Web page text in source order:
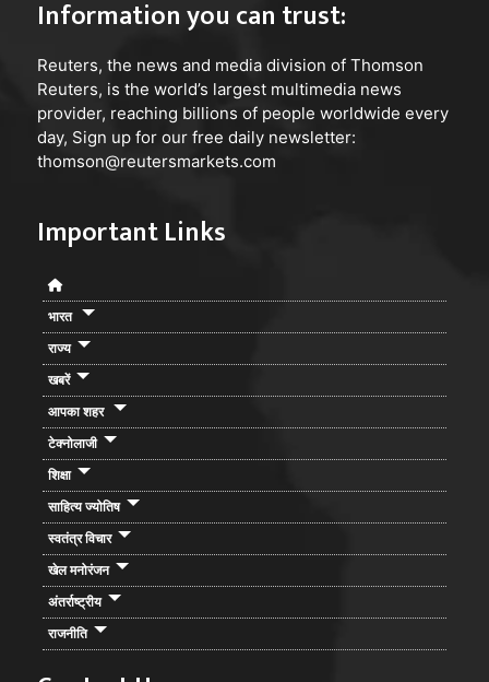
Information you can trust:
Reuters, the news and media division of Thomson
Reuters, is the world’s largest multimedia news
provider, reaching billions of people worldwide every
day, Sign up for our free daily newsletter:
thomson@reutersmarkets.com
Important Links
भारत
राज्य
खबरें
आपका शहर
टेक्नोलाजी
शिक्षा
साहित्य ज्योतिष
स्वतंत्र विचार
खेल मनोरंजन
अंतर्राष्ट्रीय
राजनीति